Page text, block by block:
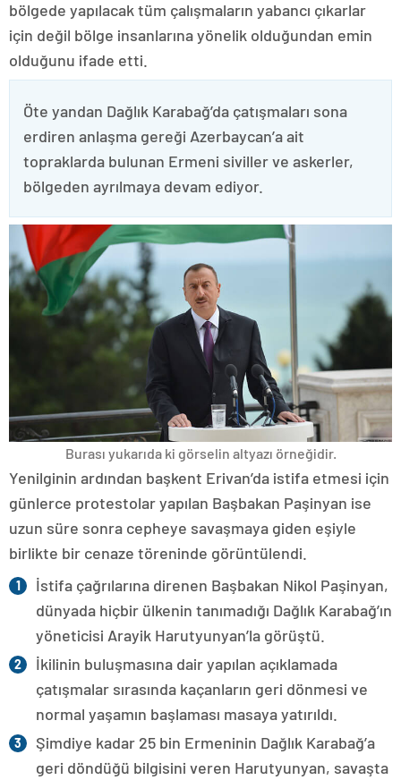
bölgede yapılacak tüm çalışmaların yabancı çıkarlar
için değil bölge insanlarına yönelik olduğundan emin
olduğunu ifade etti.
Öte yandan Dağlık Karabağ’da çatışmaları sona
erdiren anlaşma gereği Azerbaycan’a ait
topraklarda bulunan Ermeni siviller ve askerler,
bölgeden ayrılmaya devam ediyor.
Burası yukarıda ki görselin altyazı örneğidir.
Yenilginin ardından başkent Erivan’da istifa etmesi için
günlerce protestolar yapılan Başbakan Paşinyan ise
uzun süre sonra cepheye savaşmaya giden eşiyle
birlikte bir cenaze töreninde görüntülendi.
İstifa çağrılarına direnen Başbakan Nikol Paşinyan,
dünyada hiçbir ülkenin tanımadığı Dağlık Karabağ’ın
yöneticisi Arayik Harutyunyan’la görüştü.
İkilinin buluşmasına dair yapılan açıklamada
çatışmalar sırasında kaçanların geri dönmesi ve
normal yaşamın başlaması masaya yatırıldı.
Şimdiye kadar 25 bin Ermeninin Dağlık Karabağ’a
geri döndüğü bilgisini veren Harutyunyan, savaşta